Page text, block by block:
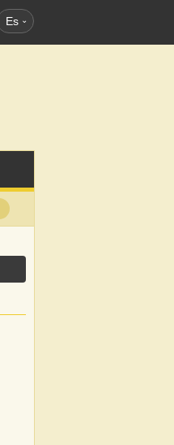
Es